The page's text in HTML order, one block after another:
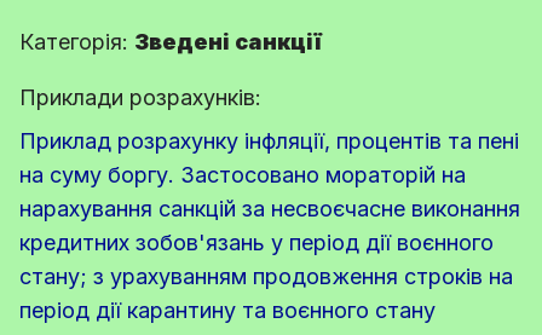
Категорія: Зведені санкції
Приклади розрахунків:
Приклад розрахунку інфляції, процентів та пені
на суму боргу. Застосовано мораторій на
нарахування санкцій за несвоєчасне виконання
кредитних зобов'язань у період дії воєнного
стану; з урахуванням продовження строків на
період дії карантину та воєнного стану